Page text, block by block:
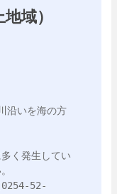
域）
沿いを海の方
く発生してい
0254-52-